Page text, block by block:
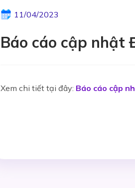
11/04/2023
Báo cáo cập nhật
Xem chi tiết tại đây: Báo cáo cập